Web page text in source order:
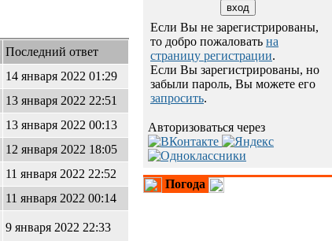
Последний ответ
14 января 2022 01:29
13 января 2022 22:51
13 января 2022 00:13
12 января 2022 18:05
11 января 2022 22:52
11 января 2022 00:14
9 января 2022 22:33
Если Вы не зарегистрированы,
то добро пожаловать на
страницу регистрации.
Если Вы зарегистрированы, но
забыли пароль, Вы можете его
запросить.
Авторизоваться через
Погода